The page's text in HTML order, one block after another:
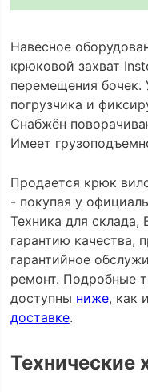
Навесное
крюковой захват
перемещения бочек.
погрузчика и
Снабжён
Имеет
Продается крюк
- покупая у
Техника для склада,
гарантию качества,
гарантийное
ремонт. Подробные
доступны ниже, как
доставке.
Технические